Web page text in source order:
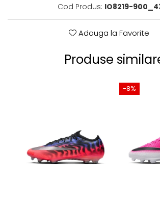
Cod Produs: IO8219-
Adauga la Favorite
Produse
-8%